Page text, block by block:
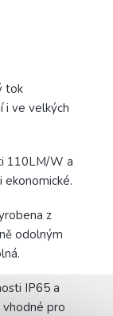
tok
i ve velkých
110LM/W a
ekonomické.
z
odolným
IP65 a
pro